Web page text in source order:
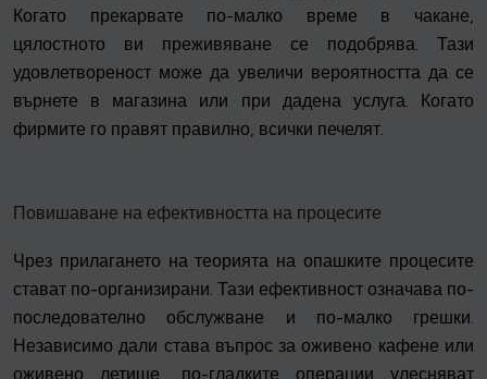
Когато прекарвате по-малко време в чакане,
цялостното ви преживяване се подобрява. Тази
удовлетвореност може да увеличи вероятността да се
върнете в магазина или при дадена услуга. Когато
фирмите го правят правилно, всички печелят.
Повишаване на ефективността на процесите
Чрез прилагането на теорията на опашките процесите
стават по-организирани. Тази ефективност означава по-
последователно обслужване и по-малко грешки.
Независимо дали става въпрос за оживено кафене или
оживено летище, по-гладките операции улесняват